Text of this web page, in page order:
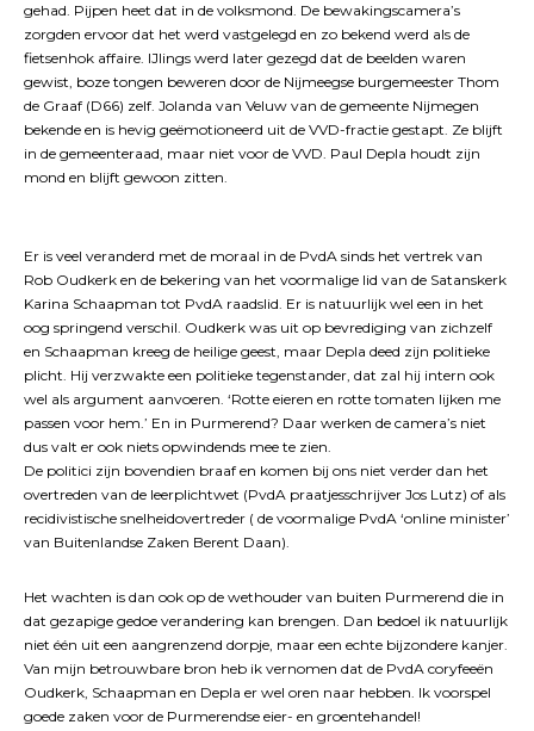
gehad. Pijpen heet dat in de volksmond. De bewakingscamera’s
zorgden ervoor dat het werd vastgelegd en zo bekend werd als de
fietsenhok affaire. IJlings werd later gezegd dat de beelden waren
gewist, boze tongen beweren door de Nijmeegse burgemeester Thom
de Graaf (D66) zelf. Jolanda van Veluw van de gemeente Nijmegen
bekende en is hevig geëmotioneerd uit de VVD-fractie gestapt. Ze blijft
in de gemeenteraad, maar niet voor de VVD. Paul Depla houdt zijn
mond en blijft gewoon zitten.
Er is veel veranderd met de moraal in de PvdA sinds het vertrek van
Rob Oudkerk en de bekering van het voormalige lid van de Satanskerk
Karina Schaapman tot PvdA raadslid. Er is natuurlijk wel een in het
oog springend verschil. Oudkerk was uit op bevrediging van zichzelf
en Schaapman kreeg de heilige geest, maar Depla deed zijn politieke
plicht. Hij verzwakte een politieke tegenstander, dat zal hij intern ook
wel als argument aanvoeren. ‘Rotte eieren en rotte tomaten lijken me
passen voor hem.’ En in Purmerend? Daar werken de camera’s niet
dus valt er ook niets opwindends mee te zien.
De politici zijn bovendien braaf en komen bij ons niet verder dan het
overtreden van de leerplichtwet (PvdA praatjesschrijver Jos Lutz) of als
recidivistische snelheidovertreder ( de voormalige PvdA ‘online minister’
van Buitenlandse Zaken Berent Daan).
Het wachten is dan ook op de wethouder van buiten Purmerend die in
dat gezapige gedoe verandering kan brengen. Dan bedoel ik natuurlijk
niet één uit een aangrenzend dorpje, maar een echte bijzondere kanjer.
Van mijn betrouwbare bron heb ik vernomen dat de PvdA coryfeeën
Oudkerk, Schaapman en Depla er wel oren naar hebben. Ik voorspel
goede zaken voor de Purmerendse eier- en groentehandel!